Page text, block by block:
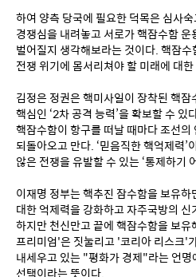
하여 양측 당국에 필요한 덕목은 심사
경쟁심을 내려놓고 서로가 핵잠수함 운
벌어질지 생각해보라는 것이다. 핵잠
전쟁 위기에 몸서리쳐야 할 미래에 대
김정은 정권은 핵미사일이 장착된 핵
핵심인 ‘2차 공격 능력’을 확보할 수 있
핵잠수함이 항구를 떠날 때마다 조선의
되돌아오고 만다. ‘믿음직한 핵억제력’
않은 전쟁을 유발할 수 있는 ‘통제하기
이재명 정부는 핵추진 잠수함을 보유
대한 억제력을 강화하고 자주국방의
하지만 천신만고 끝에 핵잠수함을 보
프리미엄'은 짓눌리고 '코리아 리스크'
내세우고 있는 "평화가 경제"라는 언명
선택이라는 뜻이다.